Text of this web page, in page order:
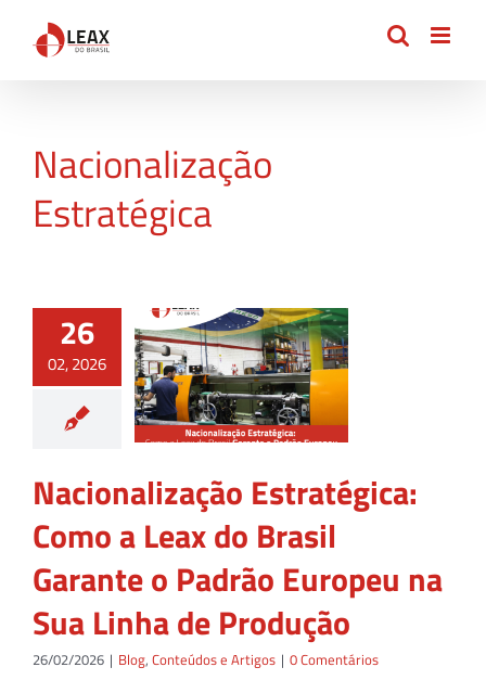
Nacionalização
Estratégica
26
02, 2026
Nacionalização Estratégica:
Como a Leax do Brasil
Garante o Padrão Europeu na
Sua Linha de Produção
26/02/2026 | Blog, Conteúdos e Artigos | 0 Comentários